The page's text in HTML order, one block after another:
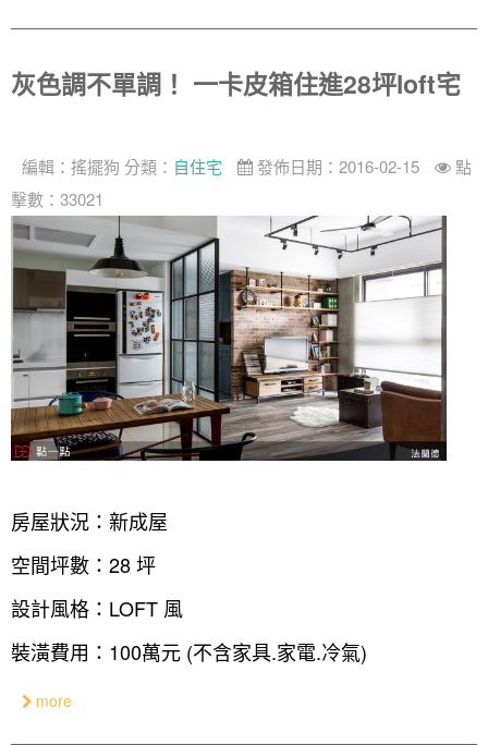
灰色調不單調！ 一卡皮箱住進28坪loft宅
編輯： 搖擺狗 分類： 自住宅 發佈日期：2016-02-15
點
擊數：33021
房屋狀況：新成屋
空間坪數：28 坪
設計風格：LOFT 風
裝潢費用：100萬元 (不含家具.家電.冷氣)
more